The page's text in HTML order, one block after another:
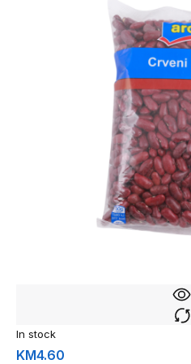
In stock
KM4.60